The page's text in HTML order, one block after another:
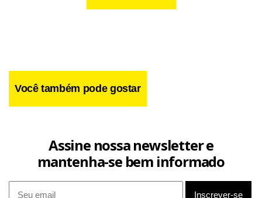
Você também pode gostar
Assine nossa newsletter e
mantenha-se bem informado